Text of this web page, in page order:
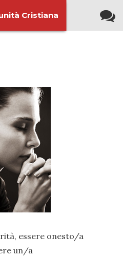
Cristiana
essere onesto/a
un/a